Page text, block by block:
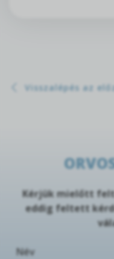
Visszalépés az
Kérjük mielőtt
eddig feltett
Név